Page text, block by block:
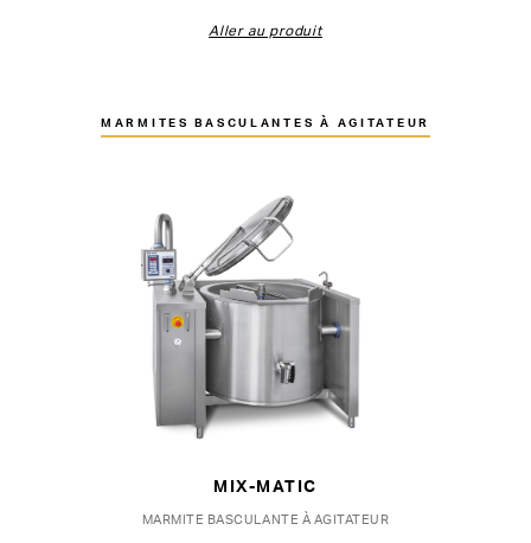
Aller au produit
MARMITES BASCULANTES À AGITATEUR
MIX-MATIC
MARMITE BASCULANTE À AGITATEUR